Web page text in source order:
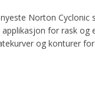
Norton Cyclonic
for rask og
og konturer